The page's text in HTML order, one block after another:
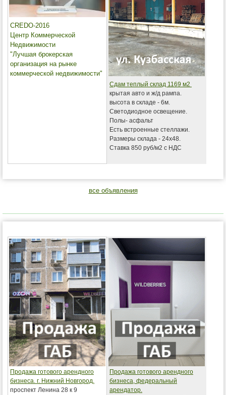
CREDO-2016
Центр Коммерческой
Недвижимости
"Лучшая брокерская
организация на рынке
коммерческой недвижимости"
Сдам теплый склад 1169 м2
крытая авто и ж/д рампа.
высота в складе - 6м.
Светодиодное освещение.
Полы- асфальт
Есть встроенные стеллажи.
Размеры склада - 24х48.
Ставка 850 руб/м2 с НДС
все объявления
Продажа готового арендного
бизнеса. г. Нижний Новгород.
проспект Ленина 28 к 9
Продажа готового арендного
бизнеса, федеральный
арендатор.